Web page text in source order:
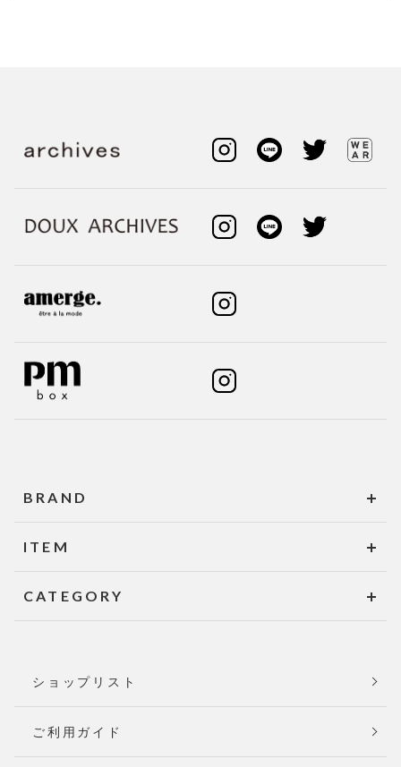
BRAND
ITEM
CATEGORY
ショップリスト
ご利用ガイド